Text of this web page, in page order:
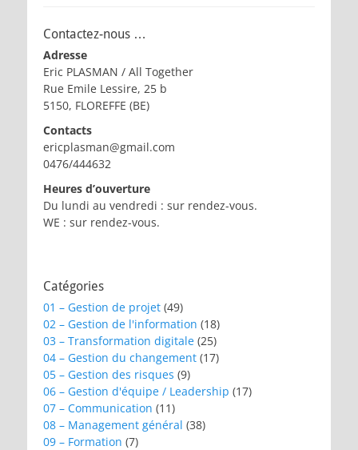
Contactez-nous …
Adresse
Eric PLASMAN / All Together
Rue Emile Lessire, 25 b
5150, FLOREFFE (BE)
Contacts
ericplasman@gmail.com
0476/444632
Heures d’ouverture
Du lundi au vendredi : sur rendez-vous.
WE : sur rendez-vous.
Catégories
01 – Gestion de projet (49)
02 – Gestion de l'information (18)
03 – Transformation digitale (25)
04 – Gestion du changement (17)
05 – Gestion des risques (9)
06 – Gestion d'équipe / Leadership (17)
07 – Communication (11)
08 – Management général (38)
09 – Formation (7)